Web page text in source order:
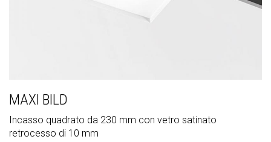
MAXI BILD
Incasso quadrato da 230 mm con vetro satinato
retrocesso di 10 mm